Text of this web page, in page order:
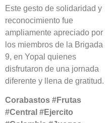
Este gesto de solidaridad y
reconocimiento fue
ampliamente apreciado por
los miembros de la Brigada
9, en Yopal quienes
disfrutaron de una jornada
diferente y llena de gratitud.
Corabastos #Frutas
#Central #Ejercito